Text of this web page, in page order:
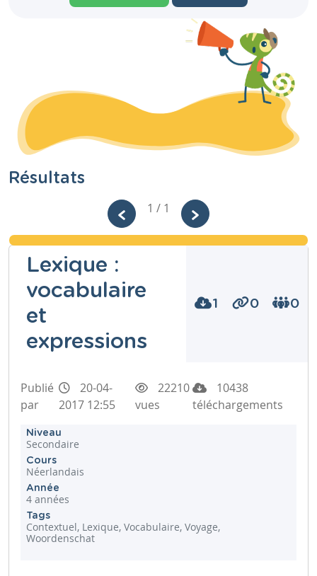
Résultats
1 / 1
Lexique :
vocabulaire
et
expressions
1 0 0
Publié
par
20-04-
2017 12:55
22210
vues
10438
téléchargements
Niveau
Secondaire
Cours
Néerlandais
Année
4 années
Tags
Contextuel, Lexique, Vocabulaire, Voyage,
Woordenschat